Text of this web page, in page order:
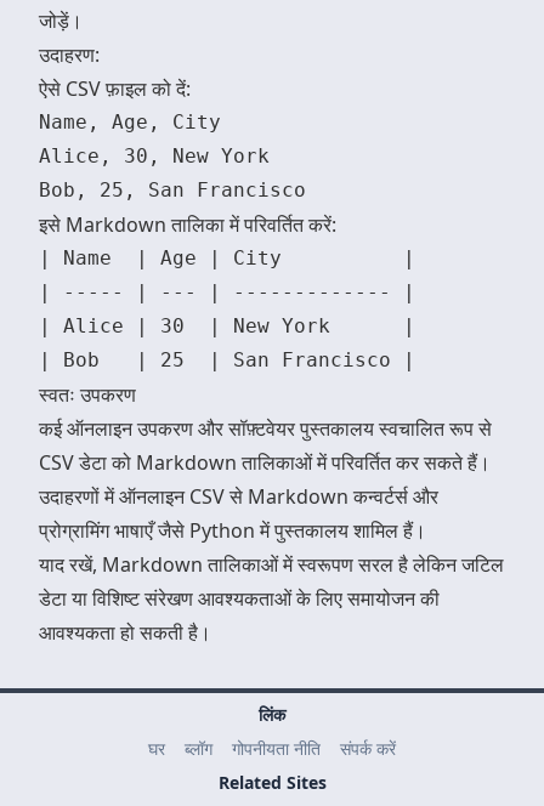
जोड़ें।
उदाहरण:
ऐसे CSV फ़ाइल को दें:
Name, Age, City
Alice, 30, New York
इसे Markdown तालिका में परिवर्तित करें:
| Name  | Age | City          |
| ----- | --- | ------------- |
| Alice | 30  | New York      |
स्वतः उपकरण
कई ऑनलाइन उपकरण और सॉफ़्टवेयर पुस्तकालय स्वचालित रूप से
CSV डेटा को Markdown तालिकाओं में परिवर्तित कर सकते हैं।
उदाहरणों में ऑनलाइन CSV से Markdown कन्वर्टर्स और
प्रोग्रामिंग भाषाएँ जैसे Python में पुस्तकालय शामिल हैं।
याद रखें, Markdown तालिकाओं में स्वरूपण सरल है लेकिन जटिल
डेटा या विशिष्ट संरेखण आवश्यकताओं के लिए समायोजन की
आवश्यकता हो सकती है।
लिंक
घर
ब्लॉग गोपनीयता नीति
संपर्क करें
Related Sites